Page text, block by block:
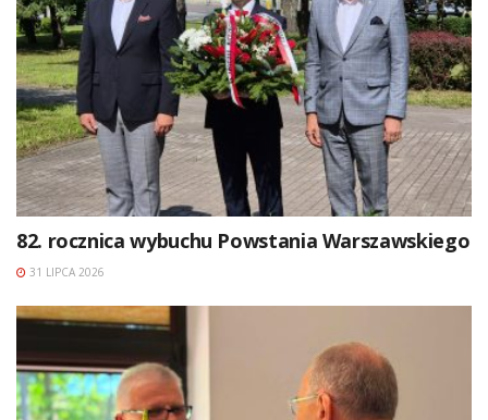
82. rocznica wybuchu Powstania Warszawskiego
31 LIPCA 2026